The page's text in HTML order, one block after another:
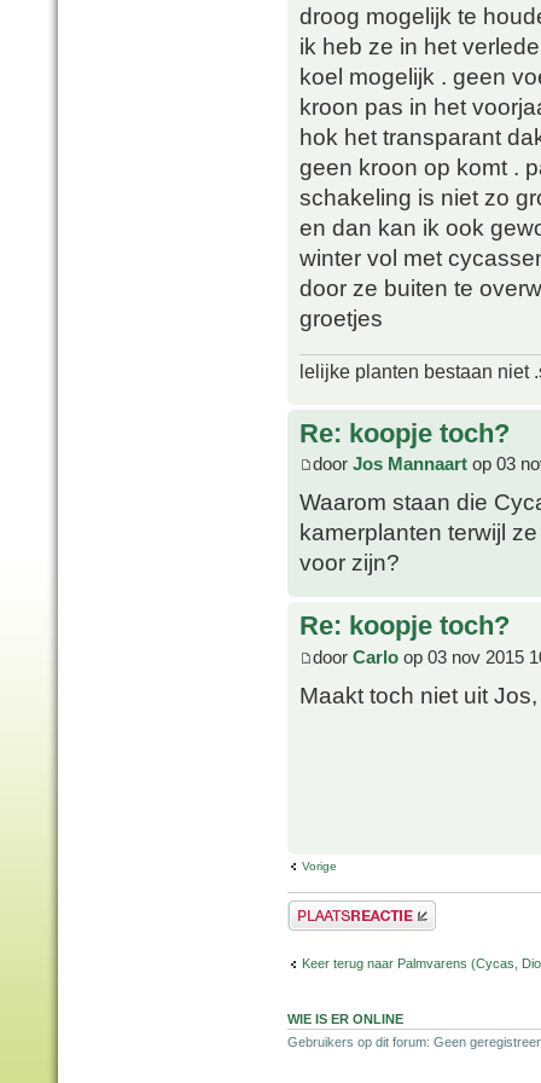
droog mogelijk te
ik heb ze in het
koel mogelijk . geen
kroon pas in het
hok het transparant
geen kroon op komt .
schakeling is niet zo
en dan kan ik ook
winter vol met
door ze buiten te
groetjes
lelijke planten bestaan niet
Re: koopje toch?
door Jos Mannaart op 03
Waarom staan die
kamerplanten terwijl
voor zijn?
Re: koopje toch?
door Carlo op 03 nov 2015
Maakt toch niet uit
Vorige
Plaats een reactie
Keer terug naar Palmvarens (Cycas,
WIE IS ER ONLINE
Gebruikers op dit forum: Geen